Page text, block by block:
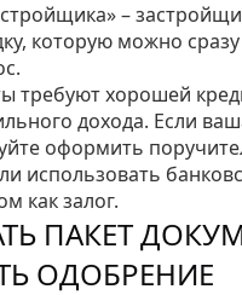
–
которую можно
требуют хорошей
дохода. Если
оформить
использовать
как залог.
ПАКЕТ
ОДОБРЕНИЕ